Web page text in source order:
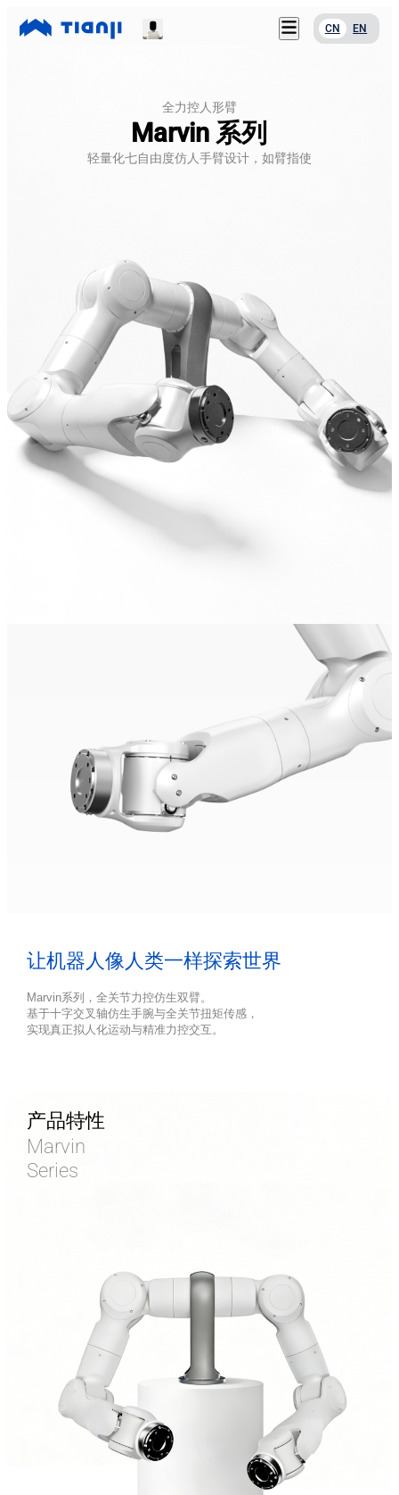
CN EN
关于我们
联系我们
下载中心
产品中心
应用案例
下载中心
新闻资讯
全力控人形臂
Marvin 系列
轻量化七自由度仿人手臂设计，如臂指使
让机器人像人类一样探索世界
Marvin系列，全关节力控仿生双臂。
基于十字交叉轴仿生手腕与全关节扭矩传感，
实现真正拟人化运动与精准力控交互。
产品特性
Marvin
Series